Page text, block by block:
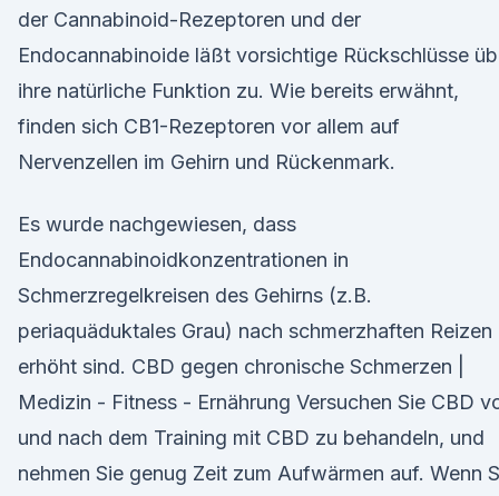
der Cannabinoid-Rezeptoren und der
Endocannabinoide läßt vorsichtige Rückschlüsse
ihre natürliche Funktion zu. Wie bereits erwähnt,
finden sich CB1-Rezeptoren vor allem auf
Nervenzellen im Gehirn und Rückenmark.
Es wurde nachgewiesen, dass
Endocannabinoidkonzentrationen in
Schmerzregelkreisen des Gehirns (z.B.
periaquäduktales Grau) nach schmerzhaften Reizen
erhöht sind. CBD gegen chronische Schmerzen |
Medizin - Fitness - Ernährung Versuchen Sie CBD
und nach dem Training mit CBD zu behandeln, und
nehmen Sie genug Zeit zum Aufwärmen auf. Wenn